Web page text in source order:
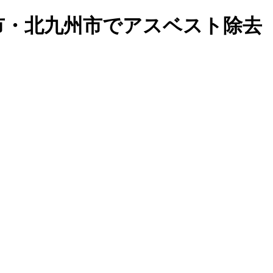
北九州市でアスベスト除去